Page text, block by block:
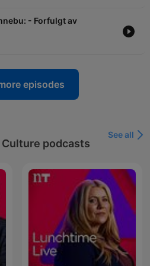
- Forfulgt av
episodes
podcasts
See all